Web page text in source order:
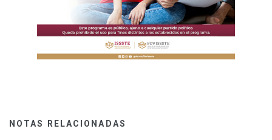
NOTAS RELACIONADAS